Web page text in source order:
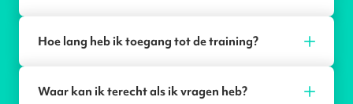
Hoe lang heb ik toegang tot de training?
Waar kan ik terecht als ik vragen heb?